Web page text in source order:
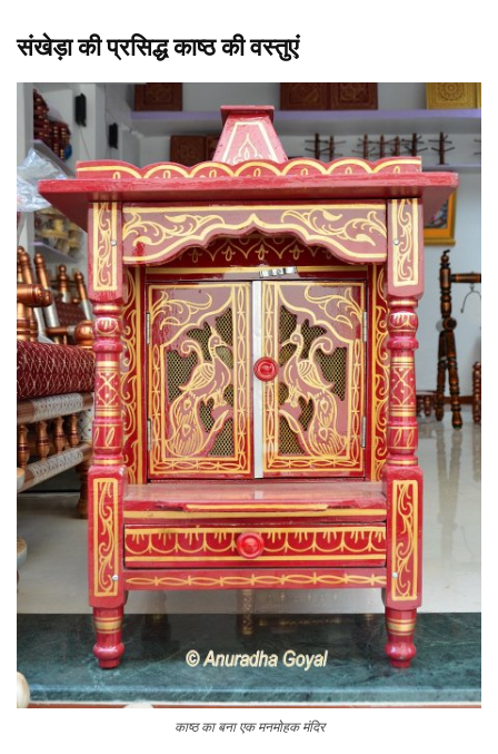
संखेड़ा की प्रसिद्ध काष्ठ की वस्तुएं
काष्ठ का बना एक मनमोहक मंदिर